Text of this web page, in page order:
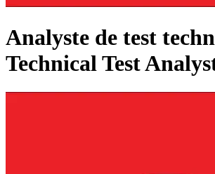
Analyste de test
Technical Test